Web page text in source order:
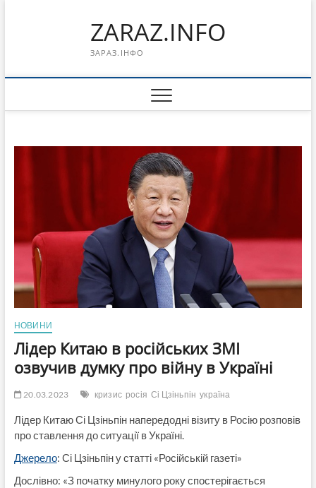
ZARAZ.INFO
ЗАРАЗ.ІНФО
НОВИНИ
Лідер Китаю в російських ЗМІ
озвучив думку про війну в Україні
20.03.2023 кризис росія Сі Цзіньпін україна
Лідер Китаю Сі Цзіньпін напередодні візиту в Росію розповів
про ставлення до ситуації в Україні.
Джерело: Сі Цзіньпін у статті «Російській газеті»
Дослівно: «З початку минулого року спостерігається